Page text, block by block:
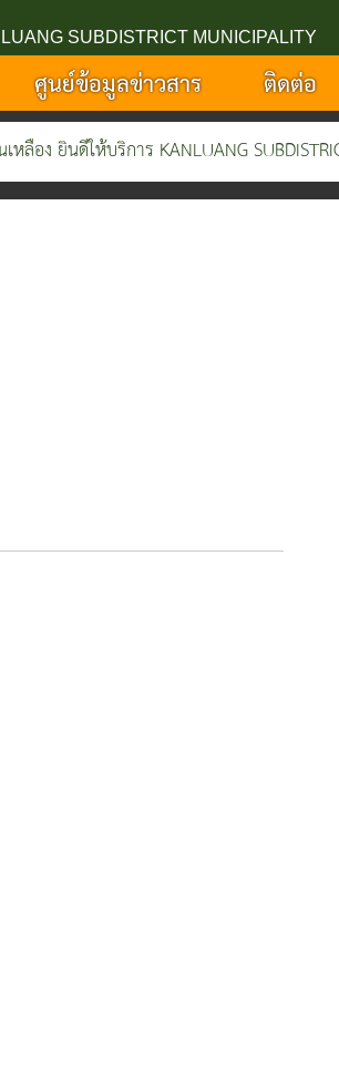
SUBDISTRICT MUNICIPALITY
ศูนย์ข้อมูลข่าวสาร ติดต่อ
ง ยินดีให้บริการ KANLUANG SUBDISTRICT